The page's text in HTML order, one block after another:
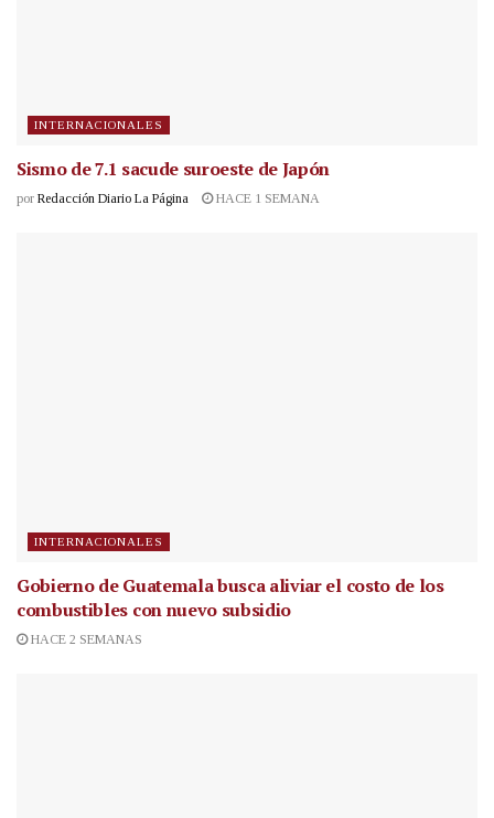
INTERNACIONALES
Sismo de 7.1 sacude suroeste de Japón
por Redacción Diario La Página HACE 1 SEMANA
INTERNACIONALES
Gobierno de Guatemala busca aliviar el costo de los
combustibles con nuevo subsidio
HACE 2 SEMANAS